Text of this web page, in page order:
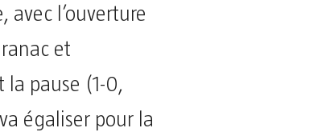
avec l’ouverture
et
pause (1-0,
égaliser pour la